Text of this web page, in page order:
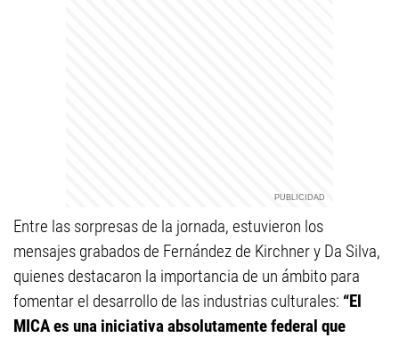
Entre las sorpresas de la jornada, estuvieron los
mensajes grabados de Fernández de Kirchner y Da Silva,
quienes destacaron la importancia de un ámbito para
fomentar el desarrollo de las industrias culturales: “El
MICA es una iniciativa absolutamente federal que